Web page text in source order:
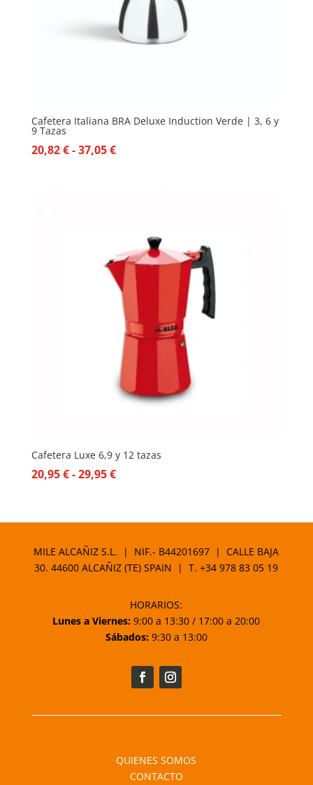
Cafetera Italiana BRA Deluxe Induction Verde | 3, 6 y
9 Tazas
20,82€-37,05€Rango
hasta
37,05 €
Cafetera Luxe 6,9 y 12 tazas
20,95€-29,95€Rango
20,95 €
hasta
MILE ALCAÑIZ S.L. | NIF.- B44201697 | CALLE BAJA
30. 44600 ALCAÑIZ (TE) SPAIN | T.+34 978 83 05 19
HORARIOS:
Lunes a Viernes: 9:00 a 13:30 / 17:00 a 20:00
Sábados:9:30 a 13:00
QUIENES SOMOS
CONTACTO